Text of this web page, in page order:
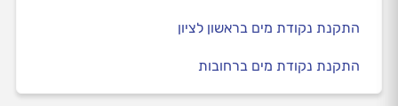
התקנת נקודת מים בראשון לציון
התקנת נקודת מים ברחובות